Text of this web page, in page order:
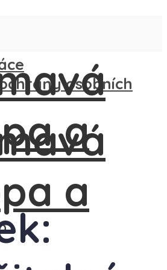
osobních